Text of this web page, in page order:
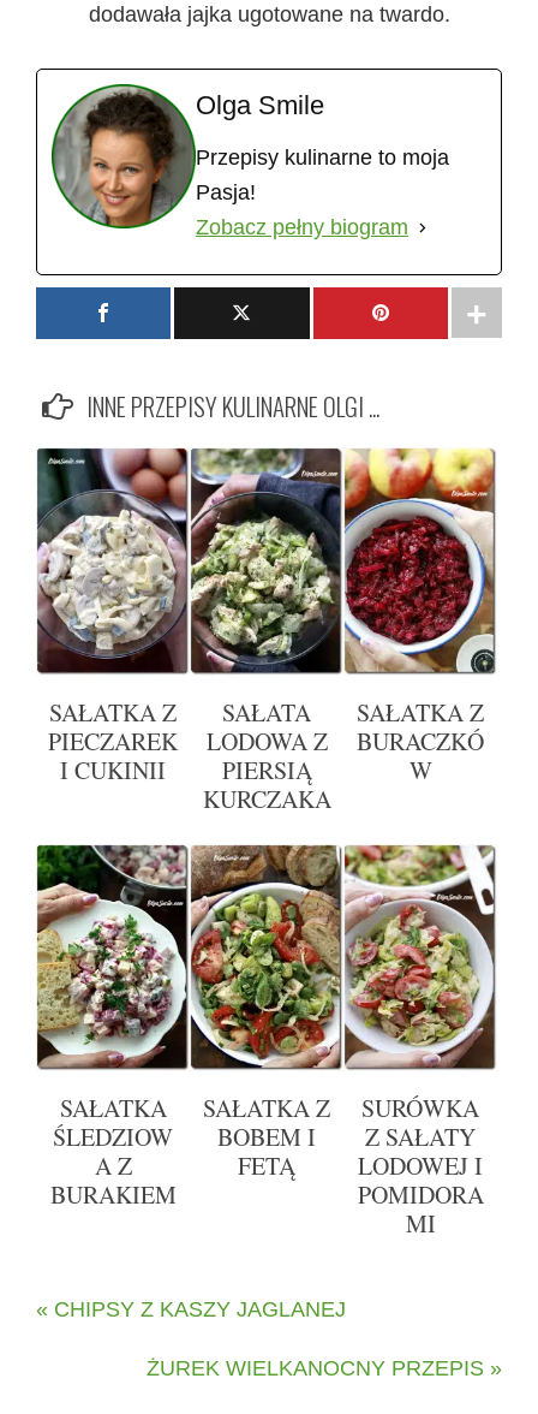
dodawała jajka ugotowane na twardo.
Olga Smile
Przepisy kulinarne to moja
Pasja!
Zobacz pełny biogram
INNE PRZEPISY KULINARNE OLGI ...
SAŁATKA Z
PIECZAREK
I CUKINII
SAŁATA
LODOWA Z
PIERSIĄ
KURCZAKA
SAŁATKA Z
BURACZKÓ
W
SAŁATKA
ŚLEDZIOW
A Z
BURAKIEM
SAŁATKA Z
BOBEM I
FETĄ
SURÓWKA
Z SAŁATY
LODOWEJ I
POMIDORA
MI
« CHIPSY Z KASZY JAGLANEJ
ŻUREK WIELKANOCNY PRZEPIS »